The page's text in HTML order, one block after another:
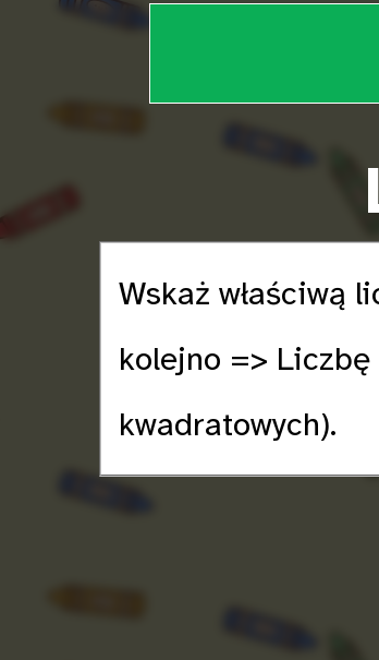
Wskaż właściwą
kolejno =>
kwadratowych).